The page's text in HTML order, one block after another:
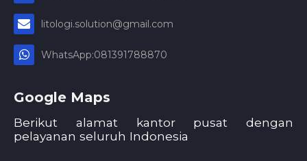
litologi.solution@gmail.com
WhatsApp:081391788870
Google Maps
Berikut alamat kantor pusat dengan
pelayanan seluruh Indonesia